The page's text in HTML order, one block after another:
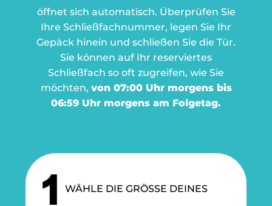
öffnet sich automatisch. Überprüfen Sie
Ihre Schließfachnummer, legen Sie Ihr
Gepäck hinein und schließen Sie die Tür.
Sie können auf Ihr reserviertes
Schließfach so oft zugreifen, wie Sie
möchten, von 07:00 Uhr morgens bis
06:59 Uhr morgens am Folgetag.
WÄHLE DIE GRÖSSE DEINES